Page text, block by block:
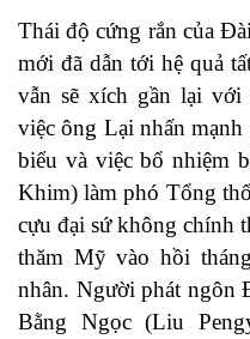
Thái độ cứng rắn của
mới đã dẫn tới hệ quả
vẫn sẽ xích gần lại với
việc ông Lại nhấn
biểu và việc bổ nhiệm
Khim) làm phó Tổng
cựu đại sứ không chính
thăm Mỹ vào hồi
nhân. Người phát ngôn
Bằng Ngọc (Liu